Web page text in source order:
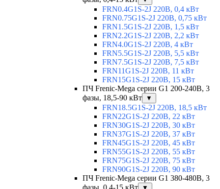
FRN0.4G1S-2J 220В, 0,4 кВт
FRN0.75G1S-2J 220В, 0,75 кВт
FRN1.5G1S-2J 220В, 1,5 кВт
FRN2.2G1S-2J 220В, 2,2 кВт
FRN4.0G1S-2J 220В, 4 кВт
FRN5.5G1S-2J 220В, 5,5 кВт
FRN7.5G1S-2J 220В, 7,5 кВт
FRN11G1S-2J 220В, 11 кВт
FRN15G1S-2J 220В, 15 кВт
ПЧ Frenic-Mega серии G1 200-240В, 3
фазы, 18,5-90 кВт
▼
FRN18.5G1S-2J 220В, 18,5 кВт
FRN22G1S-2J 220В, 22 кВт
FRN30G1S-2J 220В, 30 кВт
FRN37G1S-2J 220В, 37 кВт
FRN45G1S-2J 220В, 45 кВт
FRN55G1S-2J 220В, 55 кВт
FRN75G1S-2J 220В, 75 кВт
FRN90G1S-2J 220В, 90 кВт
ПЧ Frenic-Mega серии G1 380-480В, 3